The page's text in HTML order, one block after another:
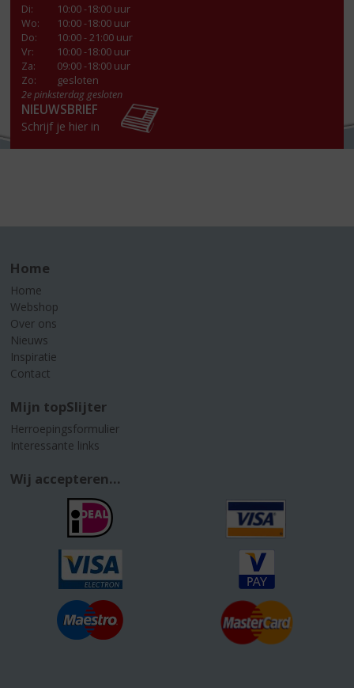
Di:
10:00 -18:00 uur
Wo:
10:00 -18:00 uur
Do:
10:00 - 21:00 uur
Vr:
10:00 -18:00 uur
Za:
09:00 -18:00 uur
Zo:
gesloten
2e pinksterdag gesloten
NIEUWSBRIEF
Schrijf je hier in
Home
Home
Webshop
Over ons
Nieuws
Inspiratie
Contact
Mijn topSlijter
Herroepingsformulier
Interessante links
Wij accepteren...